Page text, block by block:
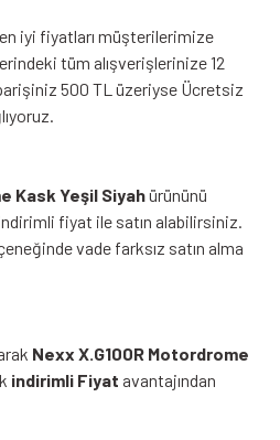
iyi fiyatları müşterilerimize
tüm alışverişlerinize 12
500 TL üzeriyse Ücretsiz
Kask Yeşil Siyahürününü
fiyat ile satın alabilirsiniz.
vade farksız satın alma
Nexx X.G100R Motordrome
indirimli Fiyat avantajından